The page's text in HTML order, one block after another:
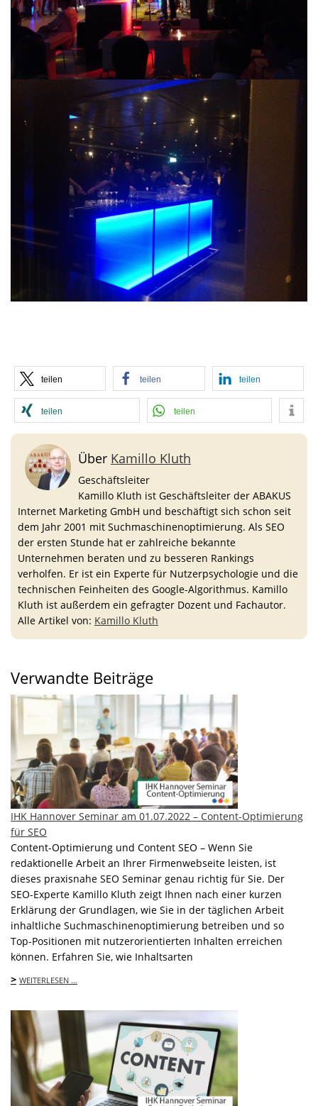
teilen teilen teilen
teilen teilen
Über Kamillo Kluth
Geschäftsleiter
Kamillo Kluth ist Geschäftsleiter der ABAKUS
Internet Marketing GmbH und beschäftigt sich schon seit
dem Jahr 2001 mit Suchmaschinenoptimierung. Als SEO
der ersten Stunde hat er zahlreiche bekannte
Unternehmen beraten und zu besseren Rankings
verholfen. Er ist ein Experte für Nutzerpsychologie und die
technischen Feinheiten des Google-Algorithmus. Kamillo
Kluth ist außerdem ein gefragter Dozent und Fachautor.
Alle Artikel von: Kamillo Kluth
Verwandte Beiträge
IHK Hannover Seminar am 01.07.2022 – Content-Optimierung
für SEO
Content-Optimierung und Content SEO – Wenn Sie
redaktionelle Arbeit an Ihrer Firmenwebseite leisten, ist
dieses praxisnahe SEO Seminar genau richtig für Sie. Der
SEO-Experte Kamillo Kluth zeigt Ihnen nach einer kurzen
Erklärung der Grundlagen, wie Sie in der täglichen Arbeit
inhaltliche Suchmaschinenoptimierung betreiben und so
Top-Positionen mit nutzerorientierten Inhalten erreichen
können. Erfahren Sie, wie Inhaltsarten
> WEITERLESEN …